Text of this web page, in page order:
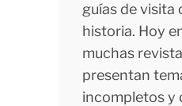
guías de visita
historia. Hoy
muchas
presentan
incompletos y